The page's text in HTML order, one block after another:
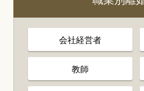
会社経営者
教師